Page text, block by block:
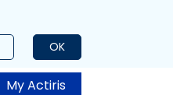
OK
My Actiris